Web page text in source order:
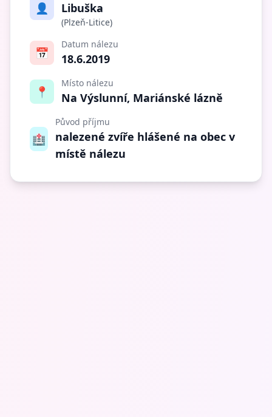
👤 Libuška
(Plzeň-Litice)
📅
Datum nálezu
18.6.2019
📍
Místo nálezu
Na Výslunní, Mariánské lázně
🏥
Původ příjmu
nalezené zvíře hlášené na obec v
místě nálezu